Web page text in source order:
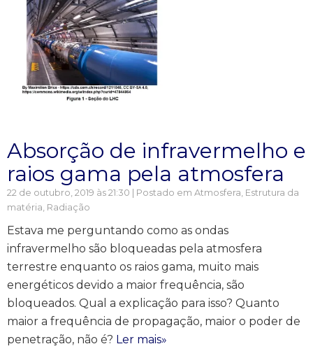
Absorção de infravermelho e
raios gama pela atmosfera
22 de outubro, 2019 às 21:30 | Postado em Atmosfera, Estrutura da
matéria, Radiação
Estava me perguntando como as ondas
infravermelho são bloqueadas pela atmosfera
terrestre enquanto os raios gama, muito mais
energéticos devido a maior frequência, são
bloqueados. Qual a explicação para isso? Quanto
maior a frequência de propagação, maior o poder de
penetração, não é? Ler mais»